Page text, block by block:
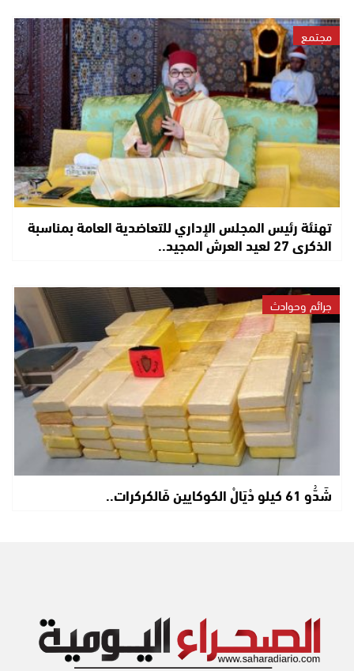
مجتمع
تهنئة رئيس المجلس الإداري للتعاضدية العامة بمناسبة
الذكرى 27 لعيد العرش المجيد..
جرائم وحوادث
شَدُّو 61 كيلو دْيَالْ الكوكايين فَالكركرات..